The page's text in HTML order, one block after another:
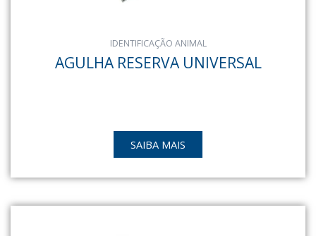
IDENTIFICAÇÃO ANIMAL
AGULHA RESERVA UNIVERSAL
SAIBA MAIS